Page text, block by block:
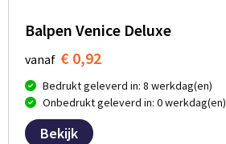
Balpen Venice Deluxe
vanaf € 0,92
Bedrukt geleverd in: 8 werkdag(en)
Onbedrukt geleverd in: 0 werkdag(en)
Bekijk